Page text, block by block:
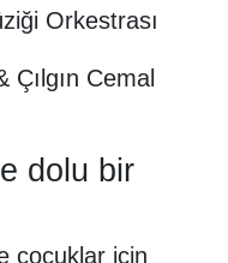
Orkestrası
Çılgın Cemal
dolu bir
çocuklar için